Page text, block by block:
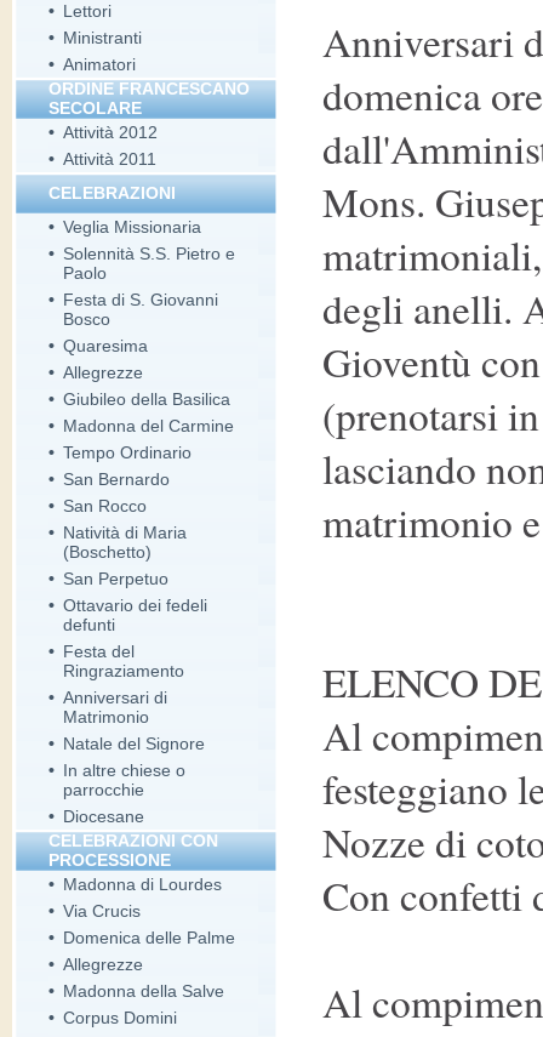
• Lettori
• Ministranti
• Animatori
ORDINE FRANCESCANO
SECOLARE
• Attività 2012
• Attività 2011
CELEBRAZIONI
• Veglia Missionaria
• Solennità S.S. Pietro e
Paolo
• Festa di S. Giovanni
Bosco
• Quaresima
• Allegrezze
• Giubileo della Basilica
• Madonna del Carmine
• Tempo Ordinario
• San Bernardo
• San Rocco
• Natività di Maria
(Boschetto)
• San Perpetuo
• Ottavario dei fedeli
defunti
• Festa del
Ringraziamento
• Anniversari di
Matrimonio
• Natale del Signore
• In altre chiese o
parrocchie
• Diocesane
CELEBRAZIONI CON
PROCESSIONE
• Madonna di Lourdes
• Via Crucis
• Domenica delle Palme
• Allegrezze
• Madonna della Salve
• Corpus Domini
Anniversari
domenica
Mons.
degli anelli.
Gioventù
(prenotarsi
lasciando
matrimonio
ELENCO
Al
festeggiano
Nozze di
Con confetti
Al